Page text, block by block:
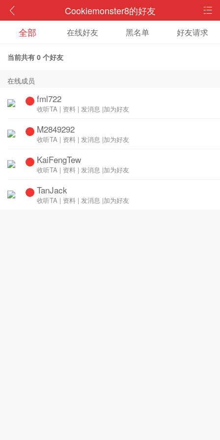
Cookiemonster8的好友
全部 在线好友 黑名单 好友请求
当前共有 0 个好友
在线成员
fml722
收听TA | 资料 | 发消息 |加为好友
M2849292
收听TA | 资料 | 发消息 |加为好友
KaiFengTew
收听TA | 资料 | 发消息 |加为好友
TanJack
收听TA | 资料 | 发消息 |加为好友